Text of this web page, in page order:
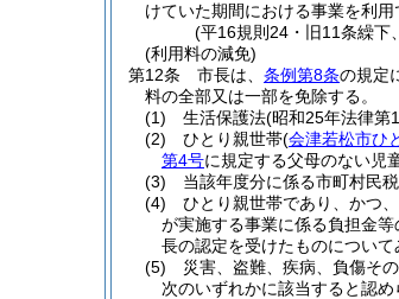
けていた期間における事業を利
(平16規則24・旧11条繰下
(利用料の減免)
第12条
市長は、 条例第8条の規定
料の全部又は一部を免除する。
(1)
生活保護法(昭和25年法律第
(2)
ひとり親世帯(会津若松市ひ
第4号に規定する父母のない児
(3)
当該年度分に係る市町村民
(4)
ひとり親世帯であり、かつ
が実施する事業に係る負担金
長の認定を受けたものについ
(5)
災害、盗難、疾病、負傷そ
次のいずれかに該当すると認め